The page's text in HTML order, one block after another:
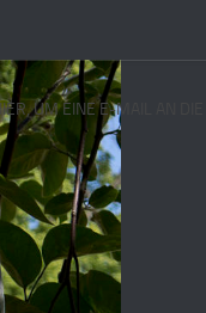
UM EINE E-MAIL AN DIE